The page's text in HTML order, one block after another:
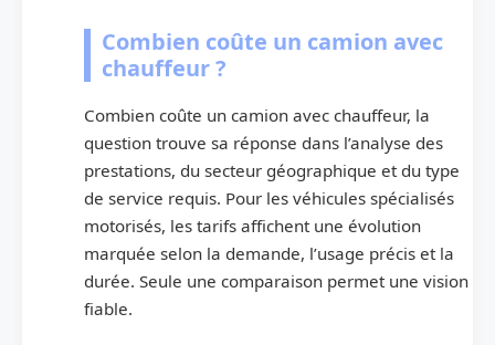
Combien coûte un camion avec
chauffeur ?
Combien coûte un camion avec chauffeur, la
question trouve sa réponse dans l’analyse des
prestations, du secteur géographique et du type
de service requis. Pour les véhicules spécialisés
motorisés, les tarifs affichent une évolution
marquée selon la demande, l’usage précis et la
durée. Seule une comparaison permet une vision
fiable.